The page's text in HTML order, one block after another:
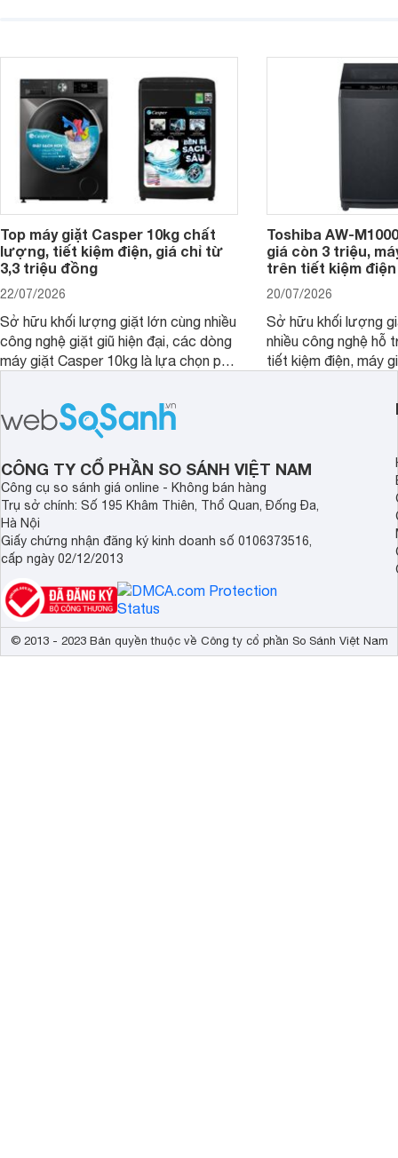
Top máy giặt Casper 10kg chất
lượng, tiết kiệm điện, giá chỉ từ
3,3 triệu đồng
22/07/2026
Sở hữu khối lượng giặt lớn cùng nhiều
công nghệ giặt giũ hiện đại, các dòng
máy giặt Casper 10kg là lựa chọn phù
Toshiba AW-
giá còn 3 triệu,
trên tiết kiệm
20/07/2026
Sở hữu khối lượng
nhiều công nghệ hỗ
tiết kiệm điện, máy
bán hiện đã giảm
CÔNG TY CỔ PHẦN SO SÁNH VIỆT NAM
Công cụ so sánh giá online - Không bán hàng
Trụ sở chính: Số 195 Khâm Thiên, Thổ Quan, Đống Đa,
Hà Nội
Giấy chứng nhận đăng ký kinh doanh số 0106373516,
cấp ngày 02/12/2013
© 2013 - 2023 Bản quyền thuộc về Công ty cổ phần So Sánh Việt Nam